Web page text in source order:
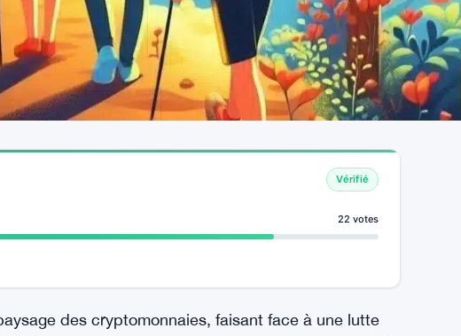
Vérifié
22 votes
des cryptomonnaies, faisant face à une lutte